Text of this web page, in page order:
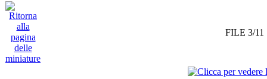
FILE 3/11